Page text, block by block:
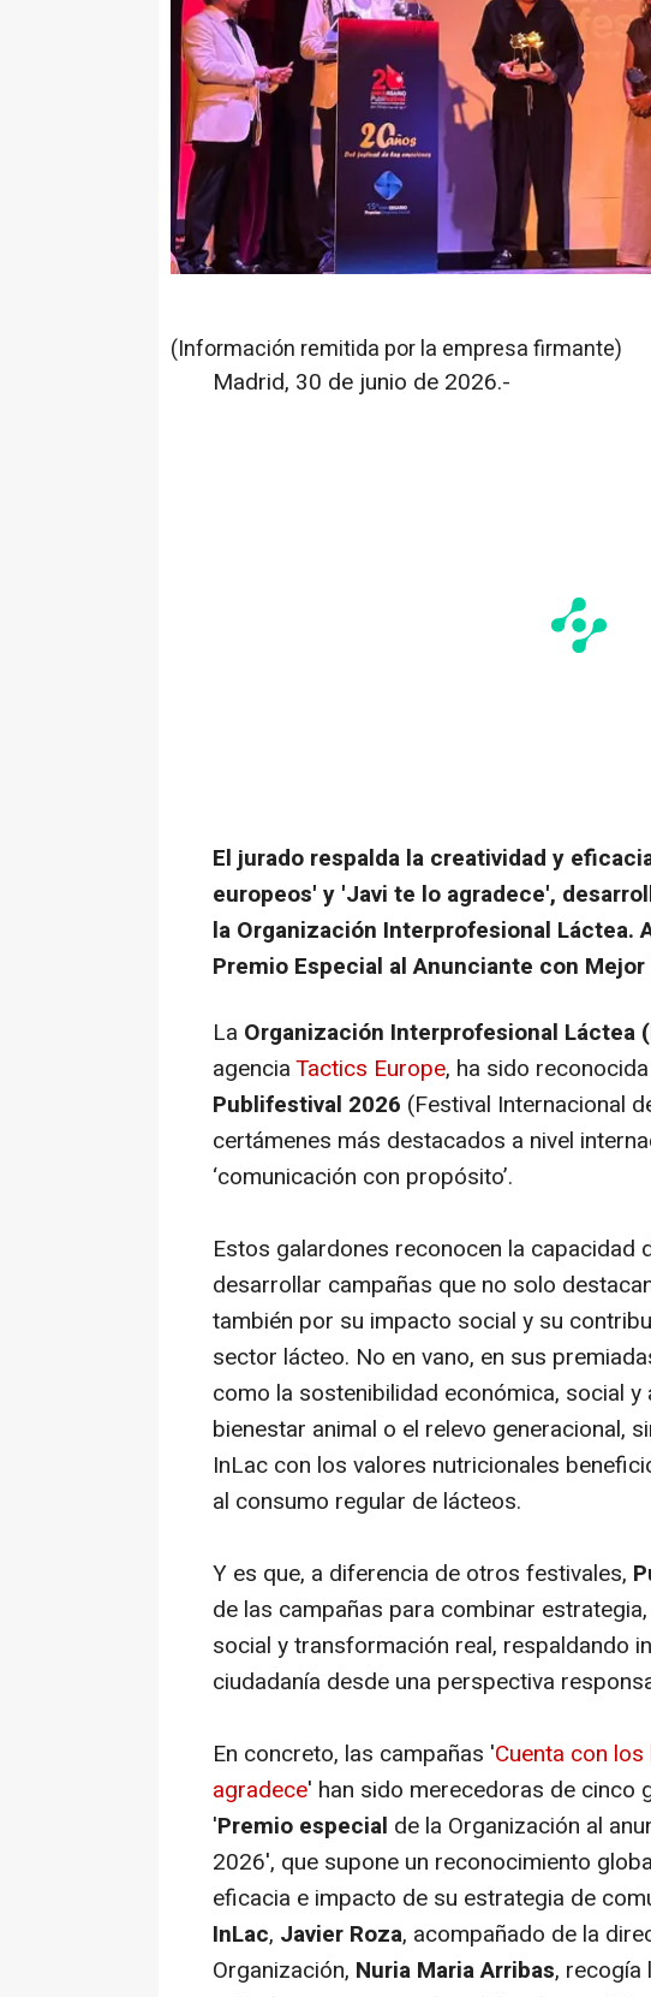
(Información remitida por la empresa firmante)
Madrid, 30 de junio de 2026.-
El jurado respalda la creatividad y
europeos' y 'Javi te lo agradece',
la Organización Interprofesional Láctea.
Premio Especial al Anunciante con
La Organización Interprofesional Láctea
agenciaTactics Europe, ha sido
Publifestival 2026 (Festival Internacional
certámenes más destacados a nivel
‘comunicación con propósito’.
Estos galardones reconocen la capacidad
desarrollar campañas que no solo
también por su impacto social y su
sector lácteo. No en vano, en sus
como la sostenibilidad económica, social
bienestar animal o el relevo generacional,
InLac con los valores nutricionales
al consumo regular de lácteos.
Y es que, a diferencia de otros festivales,
de las campañas para combinar
social y transformación real, respaldando
ciudadanía desde una perspectiva
En concreto, las campañas 'Cuenta con
agradece' han sido merecedoras de cinco
'Premio especial de la Organización al
2026', que supone un reconocimiento
eficacia e impacto de su estrategia de
InLac, Javier Roza, acompañado de la
Organización, Nuria Maria Arribas, recogía